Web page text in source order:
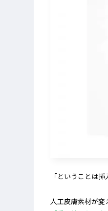
「ということは
人工皮膚素材が変